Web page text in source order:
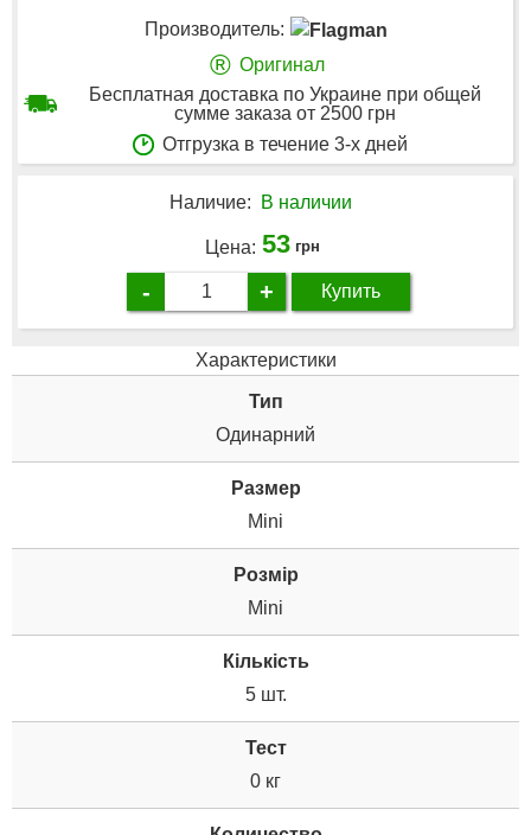
Производитель:
® Оригинал
Бесплатная доставка по Украине при общей
сумме заказа от 2500 грн
Отгрузка в течение 3-х дней
Наличие: В наличии
Цена: 53 грн
- + Купить
Характеристики
Тип
Одинарний
Размер
Mini
Розмір
Mini
Кількість
5 шт.
Тест
0 кг